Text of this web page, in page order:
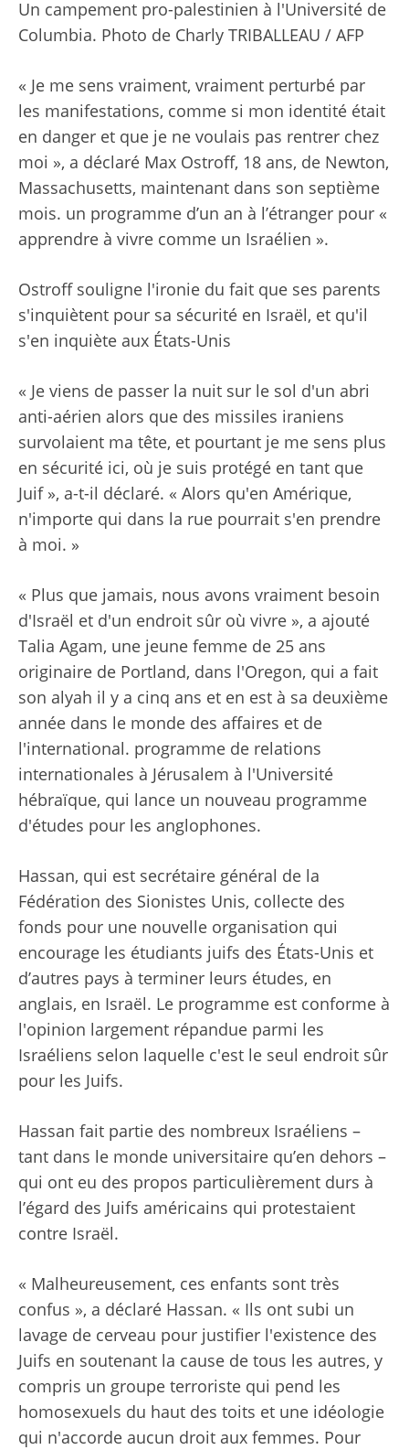
Un campement pro-palestinien à l'Université de
Columbia. Photo de Charly TRIBALLEAU / AFP
« Je me sens vraiment, vraiment perturbé par
les manifestations, comme si mon identité était
en danger et que je ne voulais pas rentrer chez
moi », a déclaré Max Ostroff, 18 ans, de Newton,
Massachusetts, maintenant dans son septième
mois. un programme d’un an à l’étranger pour «
apprendre à vivre comme un Israélien ».
Ostroff souligne l'ironie du fait que ses parents
s'inquiètent pour sa sécurité en Israël, et qu'il
s'en inquiète aux États-Unis
« Je viens de passer la nuit sur le sol d'un abri
anti-aérien alors que des missiles iraniens
survolaient ma tête, et pourtant je me sens plus
en sécurité ici, où je suis protégé en tant que
Juif », a-t-il déclaré. « Alors qu'en Amérique,
n'importe qui dans la rue pourrait s'en prendre
à moi. »
« Plus que jamais, nous avons vraiment besoin
d'Israël et d'un endroit sûr où vivre », a ajouté
Talia Agam, une jeune femme de 25 ans
originaire de Portland, dans l'Oregon, qui a fait
son alyah il y a cinq ans et en est à sa deuxième
année dans le monde des affaires et de
l'international. programme de relations
internationales à Jérusalem à l'Université
hébraïque, qui lance un nouveau programme
d'études pour les anglophones.
Hassan, qui est secrétaire général de la
Fédération des Sionistes Unis, collecte des
fonds pour une nouvelle organisation qui
encourage les étudiants juifs des États-Unis et
d’autres pays à terminer leurs études, en
anglais, en Israël. Le programme est conforme à
l'opinion largement répandue parmi les
Israéliens selon laquelle c'est le seul endroit sûr
pour les Juifs.
Hassan fait partie des nombreux Israéliens –
tant dans le monde universitaire qu’en dehors –
qui ont eu des propos particulièrement durs à
l’égard des Juifs américains qui protestaient
contre Israël.
« Malheureusement, ces enfants sont très
confus », a déclaré Hassan. « Ils ont subi un
lavage de cerveau pour justifier l'existence des
Juifs en soutenant la cause de tous les autres, y
compris un groupe terroriste qui pend les
homosexuels du haut des toits et une idéologie
qui n'accorde aucun droit aux femmes. Pour